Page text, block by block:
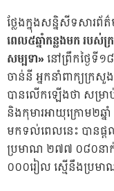
ថ្លែងក្នុងសន្និសីទសារព័
ពេល៥ឆ្នាំកន្លងមក របស់
សម្បទា»នៅព្រឹកថ្ងៃទី
ចាន់នី អ្នកនាំពាក្យក្រ
បានលើកឡើងថា សម្រាប់
និងកុមារអាយុក្រោម២ឆ្ន
មកទល់ពេលនេះ បានផ្ត
ប្រមាណ ២៧៧ ០៨០នា
០០០រៀល ស្មើនឹងប្រម